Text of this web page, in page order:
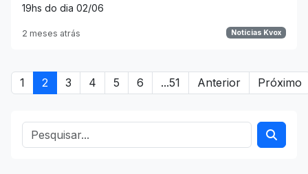
19hs do dia 02/06
2 meses atrás Notícias Kvox
1 2 3 4 5 6 ...51 Anterior Próximo